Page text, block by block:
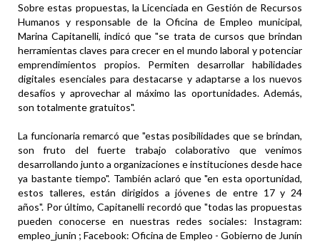
Sobre estas propuestas, la Licenciada en Gestión de Recursos
Humanos y responsable de la Oficina de Empleo municipal,
Marina Capitanelli, indicó que "se trata de cursos que brindan
herramientas claves para crecer en el mundo laboral y potenciar
emprendimientos propios. Permiten desarrollar habilidades
digitales esenciales para destacarse y adaptarse a los nuevos
desafíos y aprovechar al máximo las oportunidades. Además,
son totalmente gratuitos".
La funcionaria remarcó que "estas posibilidades que se brindan,
son fruto del fuerte trabajo colaborativo que venimos
desarrollando junto a organizaciones e instituciones desde hace
ya bastante tiempo". También aclaró que "en esta oportunidad,
estos talleres, están dirigidos a jóvenes de entre 17 y 24
años". Por último, Capitanelli recordó que "todas las propuestas
pueden conocerse en nuestras redes sociales: Instagram:
empleo_junin ; Facebook: Oficina de Empleo - Gobierno de Junín